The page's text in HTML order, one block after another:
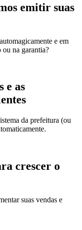
emitir suas
e em
ou na garantia?
e as
da prefeitura (ou
crescer o
suas vendas e